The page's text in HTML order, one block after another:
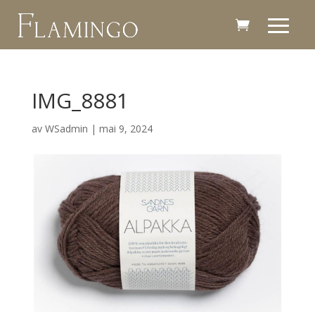
IMG_8881
av WSadmin | mai 9, 2024